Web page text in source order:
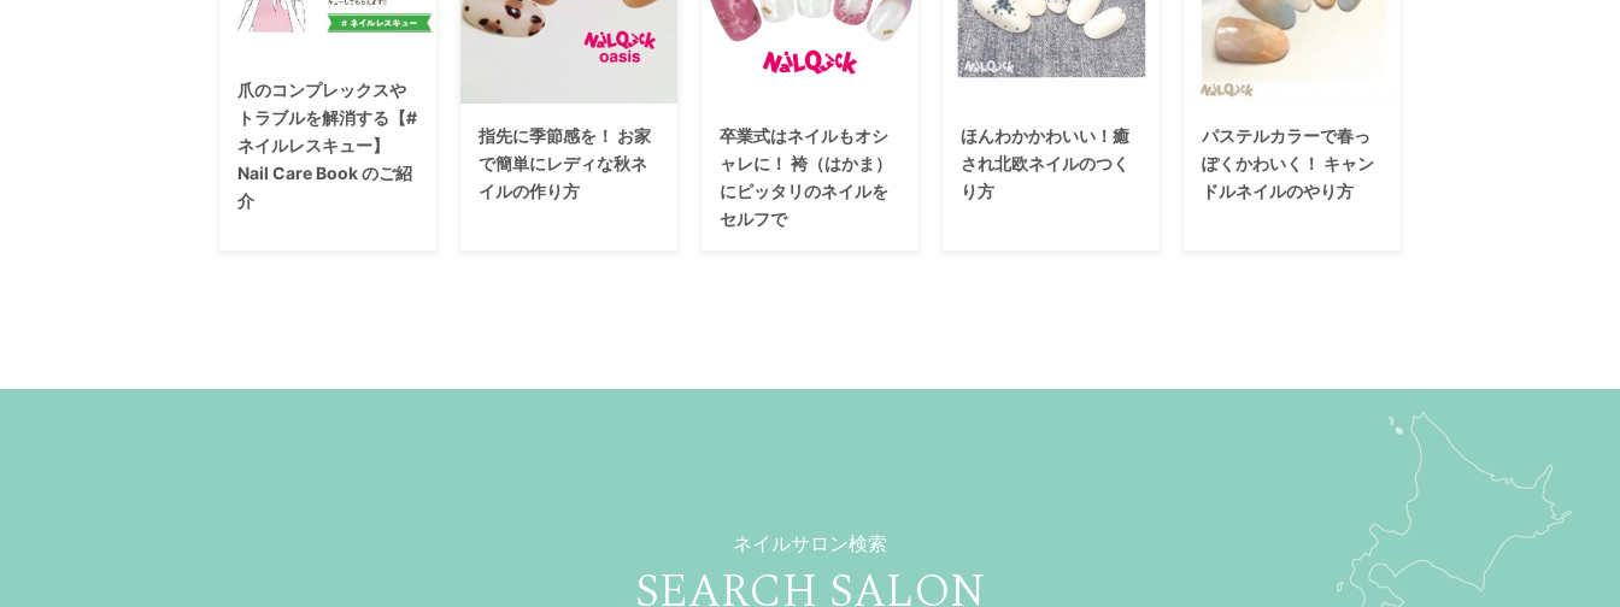
爪のコンプレックスや
トラブルを解消する【#
ネイルレスキュー】
Nail Care Book のご紹
介
指先に季節感を！ お家
で簡単にレディな秋ネ
イルの作り方
卒業式はネイルもオシ
ャレに！ 袴（はかま）
にピッタリのネイルを
セルフで
ほんわかかわいい！癒
され北欧ネイルのつく
り方
パステルカラーで春っ
ぽくかわいく！ キャン
ドルネイルのやり方
ネイルサロン検索
SEARCH SALON